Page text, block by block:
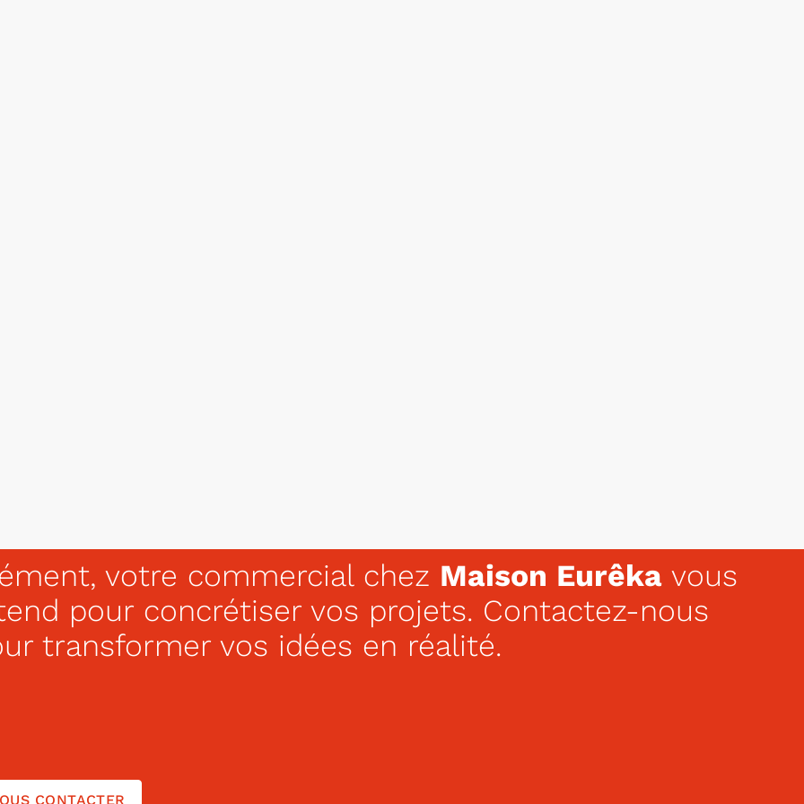
votre commercial chez Maison Eurêka vous
pour concrétiser vos projets. Contactez-nous
transformer vos idées en réalité.
CONTACTER